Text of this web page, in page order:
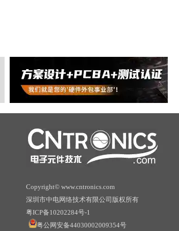
Copyright© www.cntronics.com
深圳市中电网络技术有限公司版权所有
粤ICP备10202284号-1
粤公网安备44030002009354号